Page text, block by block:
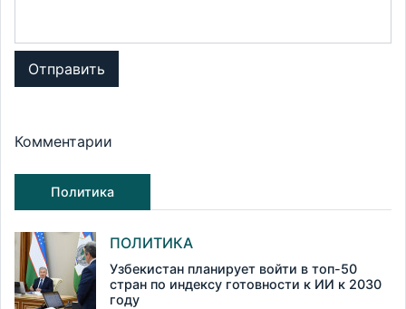
Отправить
Комментарии
Политика
ПОЛИТИКА
Узбекистан планирует войти в топ-50
стран по индексу готовности к ИИ к 2030
году